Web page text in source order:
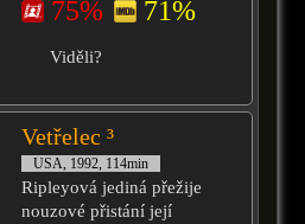
75% 71%
Viděli?
Vetřelec ³
USA, 1992, 114min
Ripleyová jediná přežije
nouzové přistání její